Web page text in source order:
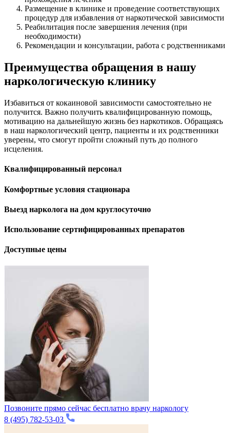
Размещение в клинике и проведение соответствующих
процедур для избавления от наркотической зависимости
Реабилитация после завершения лечения (при
необходимости)
Рекомендации и консультации, работа с родственниками
Преимущества обращения в нашу
наркологическую клинику
Избавиться от кокаиновой зависимости самостоятельно не
получится. Важно получить квалифицированную помощь,
мотивацию на дальнейшую жизнь без наркотиков. Обращаясь
в наш наркологический центр, пациенты и их родственники
уверены, что смогут пройти сложный путь до полного
исцеления.
Квалифицированный персонал
Комфортные условия стационара
Выезд нарколога на дом круглосуточно
Использование сертифицированных препаратов
Доступные цены
Позвоните прямо сейчас бесплатно врачу наркологу
8 (495) 782-53-03